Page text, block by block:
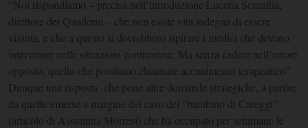
“Noi rispondiamo – precisa nell’introduzione Lucetta Scaraffia,
direttore dei Quaderni – che non esiste vita indegna di essere
vissuta, e che a questo si dovrebbero ispirare i medici che devono
intervenire nelle situazioni controverse. Ma senza cadere nell’errore
opposto, quello che possiamo chiamare accanimento terapeutico”.
Dunque una risposta che pone altre domande strategiche, a partire
da quelle emerse a margine del caso del “bambino di Careggi”
(articolo di Assuntina Morresi) che ha occupato per settimane le